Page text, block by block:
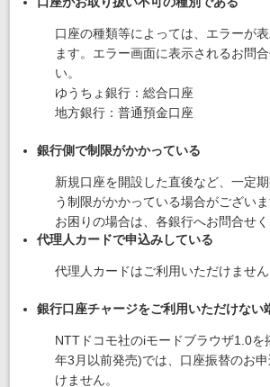
口座の種類等によっては、エラーが
ます。エラー画面に表示されるお問
い。
ゆうちょ銀行：総合口座
地方銀行：普通預金口座
銀行側で制限がかかっている
新規口座を開設した直後など、一定
う制限がかかっている場合がございま
お困りの場合は、各銀行へお問合せく
代理人カードで申込みしている
代理人カードはご利用いただけません
銀行口座チャージをご利用いただけない
NTTドコモ社のiモードブラウザ1.0を
年3月以前発売)では、口座振替のお
けません。